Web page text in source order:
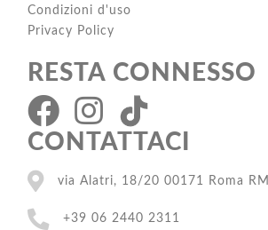
Condizioni d'uso
Privacy Policy
RESTA CONNESSO
CONTATTACI
via Alatri, 18/20 00171 Roma RM
+39 06 2440 2311